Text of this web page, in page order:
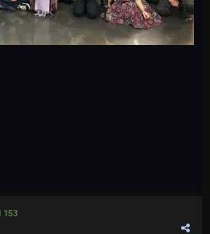
153